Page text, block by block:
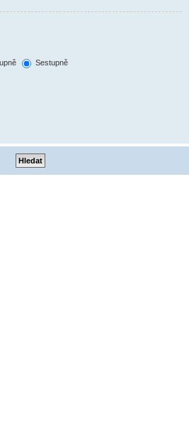
Sestupně